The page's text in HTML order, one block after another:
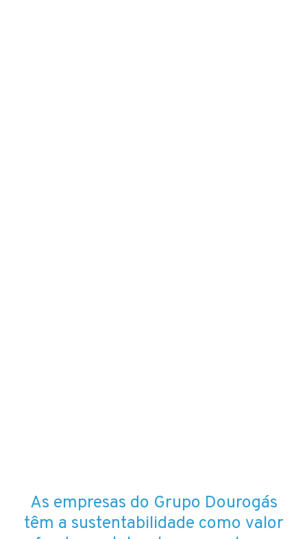
As empresas do Grupo Dourogás
têm a sustentabilidade como valor